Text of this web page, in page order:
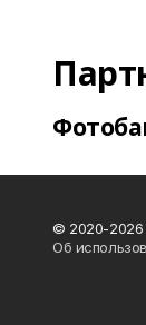
© 2020-2026
Об